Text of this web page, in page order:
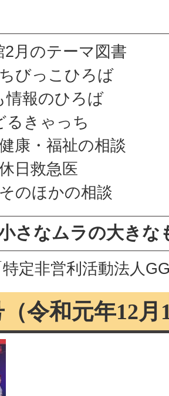
2月のテーマ図書
びっこひろば
情報のひろば
るきゃっち
康・福祉の相談
日救急医
のほかの相談
小さなムラの大き
定非営利活動法人
令和元年12月